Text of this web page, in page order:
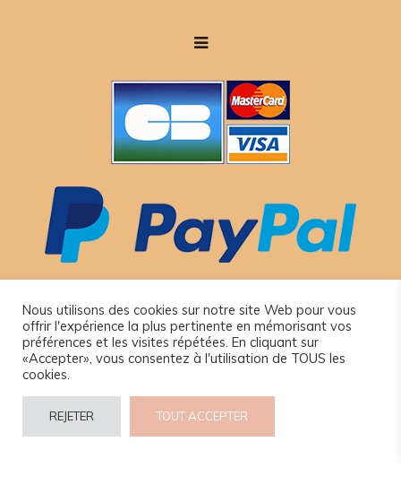
© 2024 www.camel-idee.com.
Nous utilisons des cookies sur notre site Web pour vous
offrir l'expérience la plus pertinente en mémorisant vos
préférences et les visites répétées. En cliquant sur
«Accepter», vous consentez à l'utilisation de TOUS les
cookies.
REJETER TOUT ACCEPTER